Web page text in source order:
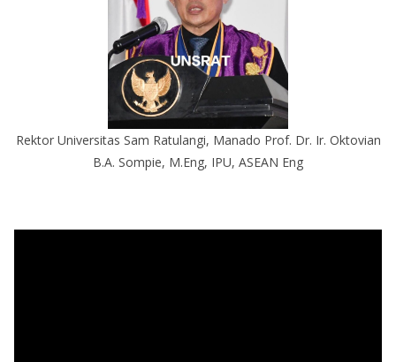
Rektor Universitas Sam Ratulangi, Manado Prof. Dr. Ir. Oktovian
B.A. Sompie, M.Eng, IPU, ASEAN Eng